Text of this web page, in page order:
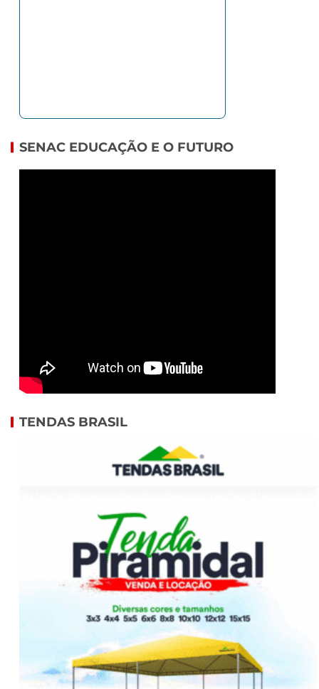
SENAC EDUCAÇÃO E O FUTURO
TENDAS BRASIL